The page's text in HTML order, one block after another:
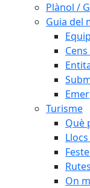
Plànol /
Guia del
Turisme
Què
Rutes
On